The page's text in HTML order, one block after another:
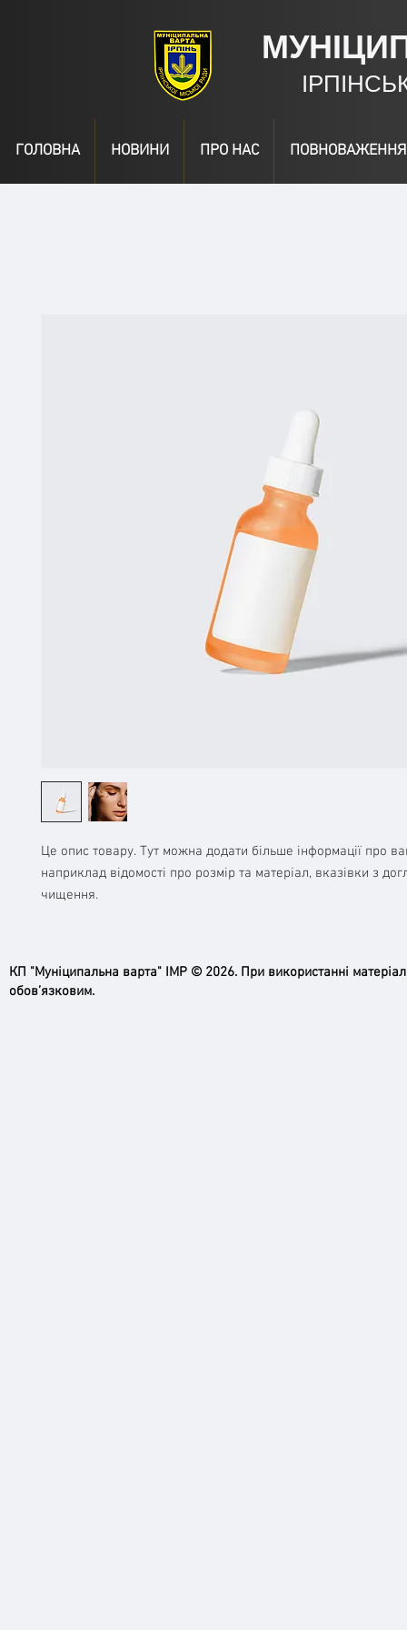
ГОЛОВНА НОВИНИ ПРО НАС ПОВНОВАЖЕННЯ
Це опис товару. Тут можна додати більше інформації про
наприклад відомості про розмір та матеріал, вказівки з
чищення.
КП "Муніципальна варта" ІМР © 2026. При використанні
обов’язковим.